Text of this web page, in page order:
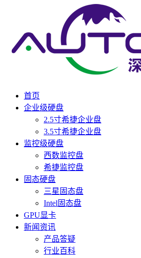
首页
企业级硬盘
2.5寸希捷企业盘
3.5寸希捷企业盘
监控级硬盘
西数监控盘
希捷监控盘
固态硬盘
三星固态盘
Intel固态盘
GPU显卡
新闻资讯
产品答疑
行业百科